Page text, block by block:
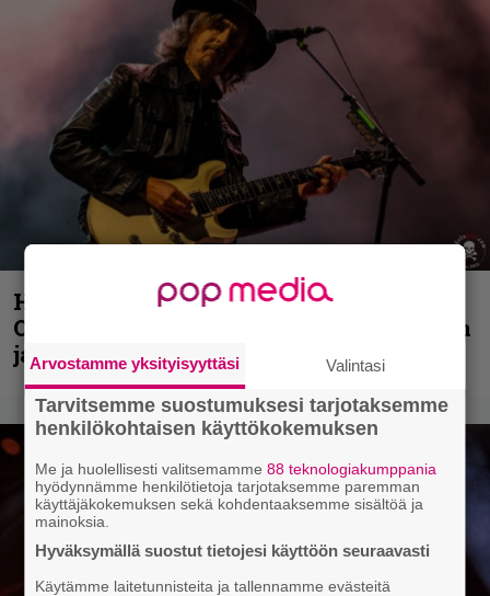
Hellsinki Metal Festival kuvina, osa 2:
Opeth, Misþyrming, Eluveitie, Triptykon
ja muita lauantain esiintyjiä
Arvostamme yksityisyyttäsi Valintasi
Tarvitsemme suostumuksesi tarjotaksemme
henkilökohtaisen käyttökokemuksen
Me ja huolellisesti valitsemamme88 teknologiakumppania
hyödynnämme henkilötietoja tarjotaksemme paremman
käyttäjäkokemuksen sekä kohdentaaksemme sisältöä ja
mainoksia.
Hyväksymällä suostut tietojesi käyttöön seuraavasti
Käytämme laitetunnisteita ja tallennamme evästeitä